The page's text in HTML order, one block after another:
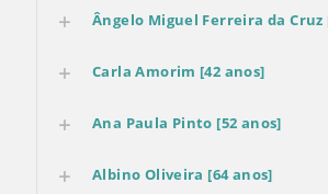
Ângelo Miguel Ferreira da Cruz
​Carla Amorim [42 anos]
​Ana Paula Pinto [52 anos]
Albino Oliveira [64 anos]